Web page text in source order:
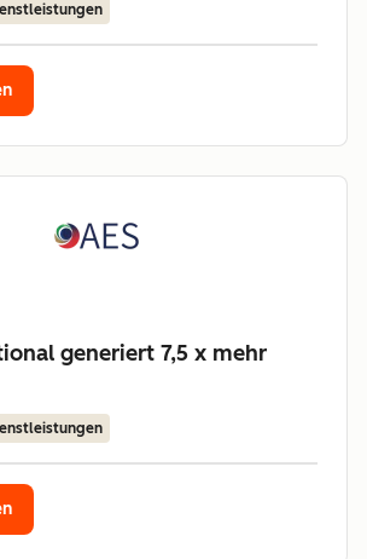
generiert 7,5 x mehr